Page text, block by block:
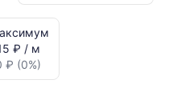
₽ / м
₽ (0%)